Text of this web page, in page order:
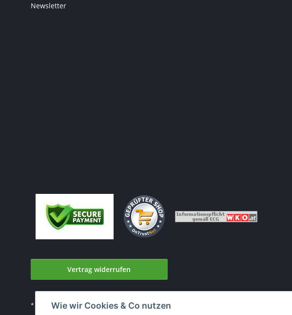
Wie wir Cookies & Co nutzen
Newsletter
Vertrag widerrufen
* Alle Preise inkl. gesetzlicher USt., zzgl. Versand